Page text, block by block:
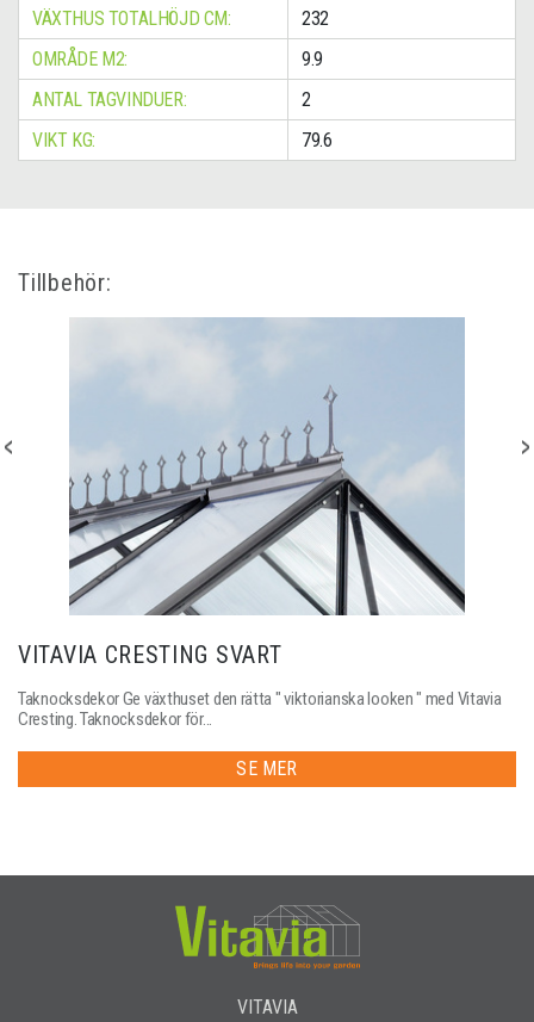
VÄXTHUS TOTALHÖJD CM:
232
OMRÅDE M2:
9.9
ANTAL TAGVINDUER:
2
VIKT KG:
79.6
Tillbehör:
VITAVIA CRESTING SVART
Taknocksdekor Ge växthuset den rätta " viktorianska looken " med Vitavia
Cresting. Taknocksdekor för...
SE MER
VITAVIA